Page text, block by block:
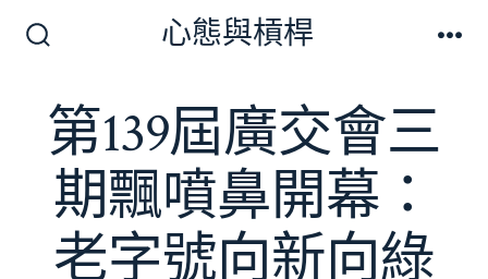
切
換
開
關
心態與槓桿
第139屆廣交會三
期飄噴鼻開幕：
老字號向新向綠